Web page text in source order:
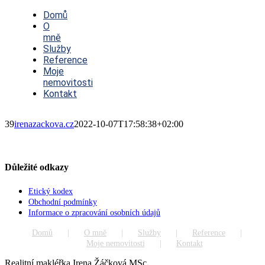
NavigationDomů
O
mně
Služby
Reference
Moje
nemovitosti
Kontakt
39irenazackova.cz2022-10-07T17:58:38+02:00
Důležité odkazy
Etický kodex
Obchodní podmínky
Informace o zpracování osobních údajů
Domů O mně Služby
Reference
Moje nemovitosti
Kontakt
Realitní makléřka Irena Žáčková MSc.